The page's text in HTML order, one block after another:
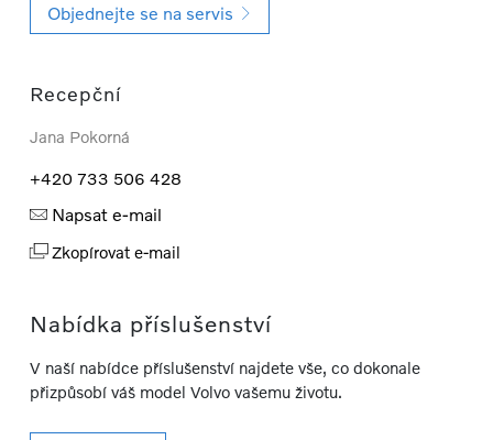
Objednejte se na servis
Recepční
Jana Pokorná
+420 733 506 428
Napsat e-mail
Zkopírovat e-mail
Nabídka příslušenství
V naší nabídce příslušenství najdete vše, co dokonale
přizpůsobí váš model Volvo vašemu životu.